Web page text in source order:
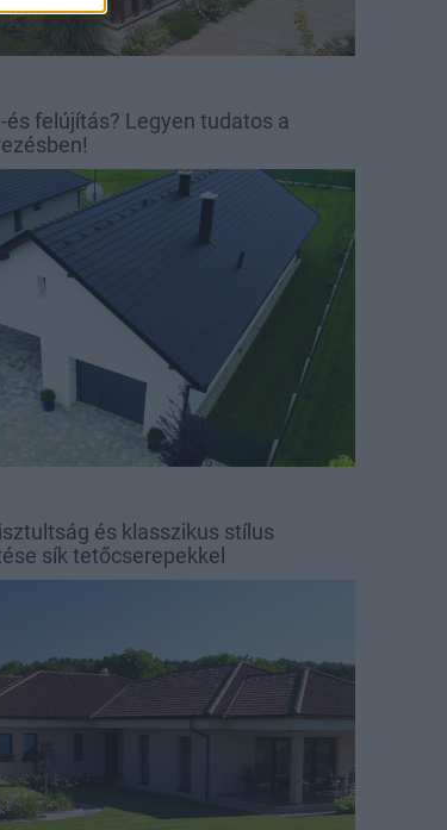
és felújítás? Legyen tudatos a
és klasszikus stílus
sík tetőcserepekkel